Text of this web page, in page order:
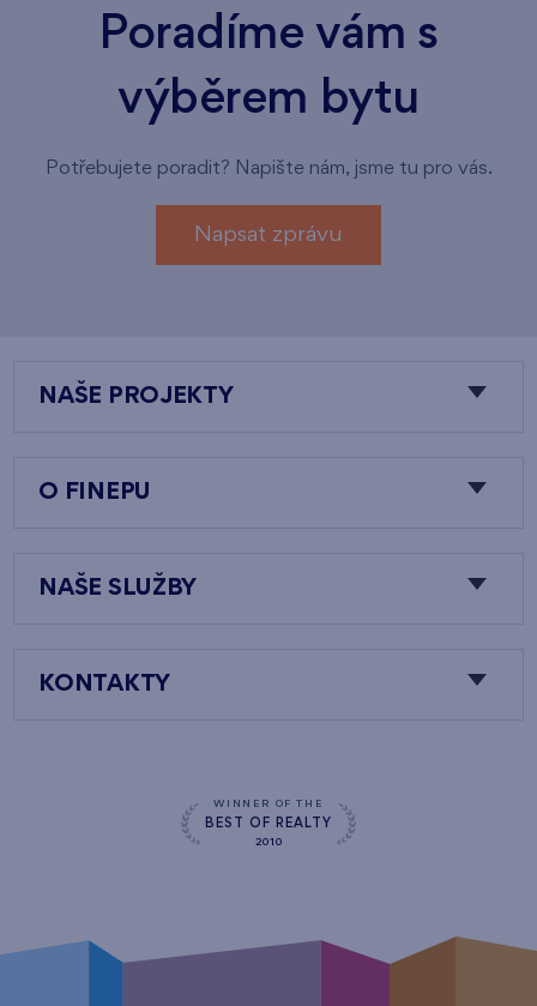
Poradíme vám s
výběrem bytu
Potřebujete poradit? Napište nám, jsme tu pro vás.
Napsat zprávu
NAŠE PROJEKTY
O FINEPU
NAŠE SLUŽBY
KONTAKTY
WINNER OF THE
BEST OF REALTY
2010